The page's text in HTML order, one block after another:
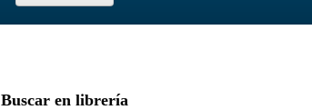
Buscar en librería